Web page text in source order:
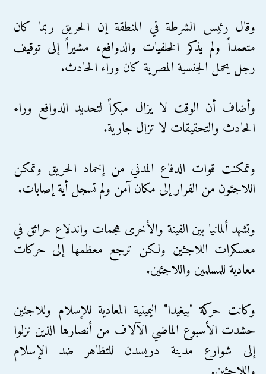
وقال رئيس الشرطة في المنطقة إن الحريق ربما كان
متعمداً ولم يذكر الخلفيات والدوافع، مشيراً إلى توقيف
رجل يحمل الجنسية المصرية كان وراء الحادث.
وأضاف أن الوقت لا يزال مبكراً لتحديد الدوافع وراء
الحادث والتحقيقات لا تزال جارية.
وتمكنت قوات الدفاع المدني من إخماد الحريق وتمكن
اللاجئون من الفرار إلى مكان آمن ولم تسجل أية إصابات.
وتشهد ألمانيا بين الفينة والأخرى هجمات واندلاع حرائق في
معسكرات اللاجئين ولكن ترجع معظمها إلى حركات
معادية للمسلمين واللاجئين.
وكانت حركة "بيغيدا" اليمينية المعادية للإسلام وللاجئين
حشدت الأسبوع الماضي الآلاف من أنصارها الذين نزلوا
إلى شوارع مدينة دريسدن للتظاهر ضد الإسلام